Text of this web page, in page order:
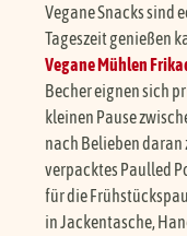
Vegane Snacks sind
Tageszeit genießen
Vegane Mühlen
Becher eignen sich
kleinen Pause
nach Belieben daran
verpacktes Paulled
für die
in Jackentasche,